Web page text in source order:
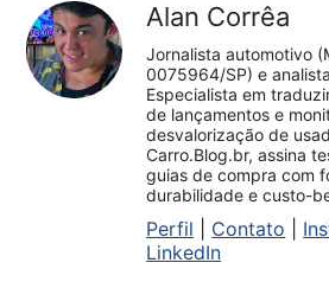
Alan Corrêa
Jornalista automotivo
0075964/SP) e
Especialista em
de lançamentos e
desvalorização de
Carro.Blog.br, assina
guias de compra com
durabilidade e custo-
Perfil Contato
LinkedIn